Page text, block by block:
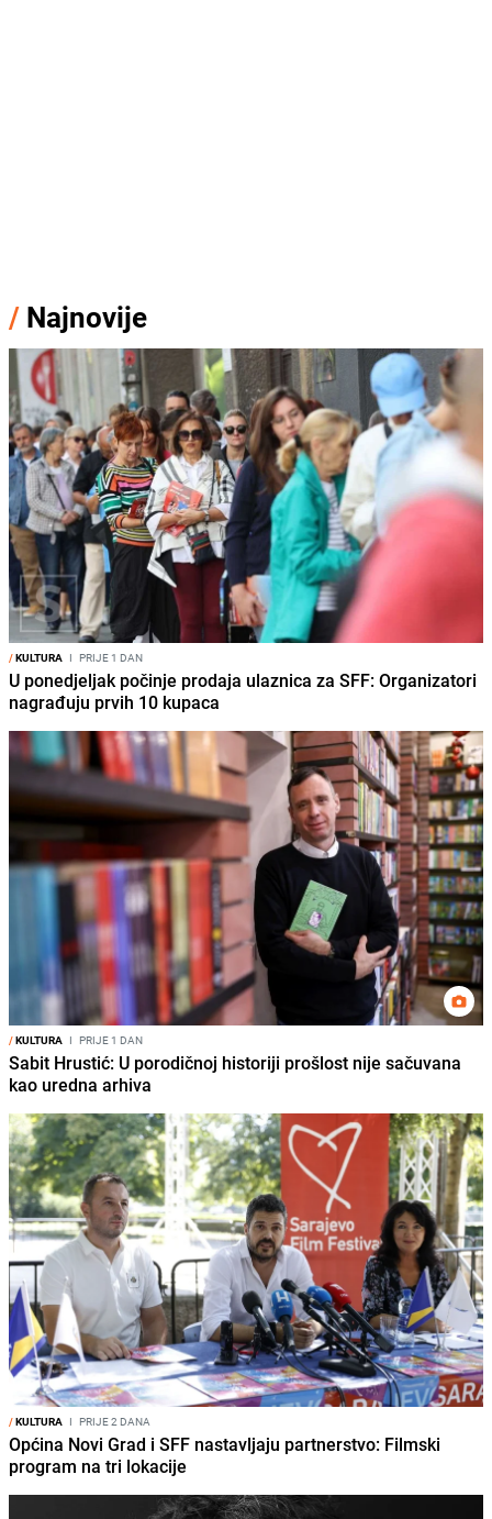
/ Najnovije
/KULTURA I PRIJE 1 DAN
U ponedjeljak počinje prodaja ulaznica za SFF: Organizatori
nagrađuju prvih 10 kupaca
/KULTURA I PRIJE 1 DAN
Sabit Hrustić: U porodičnoj historiji prošlost nije sačuvana
kao uredna arhiva
/KULTURA I PRIJE 2 DANA
Općina Novi Grad i SFF nastavljaju partnerstvo: Filmski
program na tri lokacije